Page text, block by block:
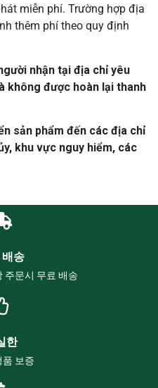
miễn phí. Trường hợp địa
thêm phí theo quy định
nhận tại địa chỉ yêu
không được hoàn lại thanh
sản phẩm đến các địa chỉ
khu vực nguy hiểm, các
배송
주문시 무료 배송
한
품 보증